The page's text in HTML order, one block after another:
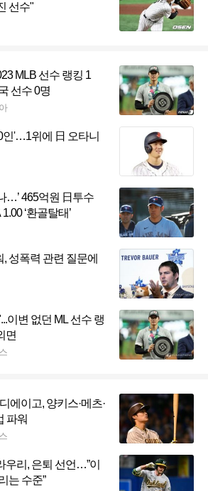
선수"
MLB 선수 랭킹 1
선수 0명
인'…1위에 日 오타니
…’ 465억원 日투수
‘환골탈태’
성폭력 관련 질문에
이변 없던 ML 선수 랭
면
에이고, 양키스·메츠·
파워
우리, 은퇴 선언…”이
는 수준”